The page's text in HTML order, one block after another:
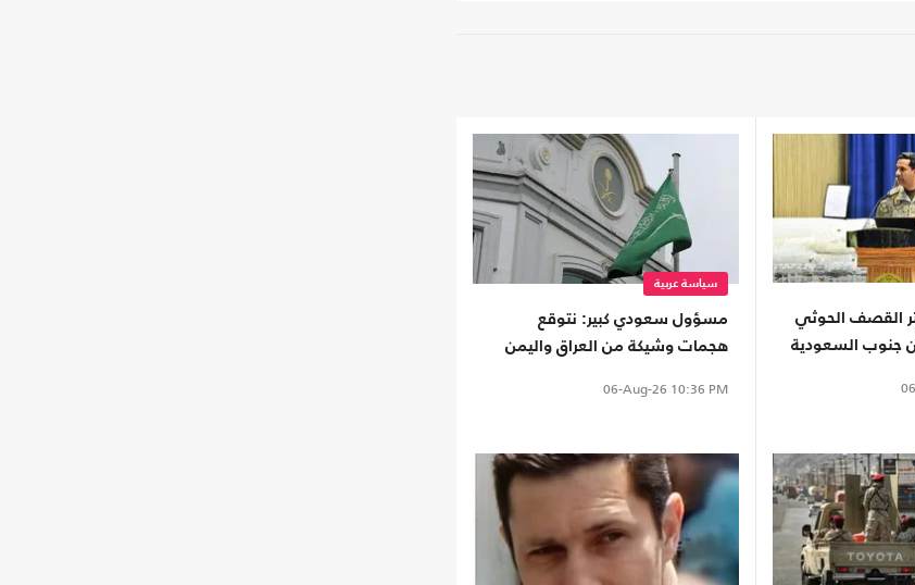
إثر القصف الحوثي
جنوب السعودية
سياسة عربية
مسؤول سعودي كبير: نتوقع
هجمات وشيكة من العراق واليمن
06-Aug-26 10:36 PM